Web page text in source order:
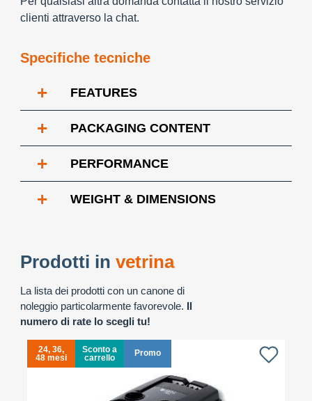
clienti attraverso la chat.
Specifiche tecniche
+ FEATURES
+ PACKAGING CONTENT
+ PERFORMANCE
+ WEIGHT & DIMENSIONS
Prodotti in vetrina
La lista dei prodotti con un canone di
noleggio particolarmente favorevole. Il
numero di rate lo scegli tu!
24, 36,
48 mesi
Sconto a
carrello
Promo